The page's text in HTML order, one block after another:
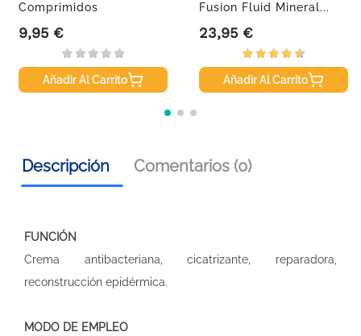
Comprimidos
Precio
9,95 €
Añadir Al Carrito
Fusion Fluid Mineral...
Precio
23,95 €
Añadir Al Carrito
Descripción Comentarios (0)
FUNCIÓN
Crema antibacteriana, cicatrizante, reparadora,
reconstrucción epidérmica.
MODO DE EMPLEO